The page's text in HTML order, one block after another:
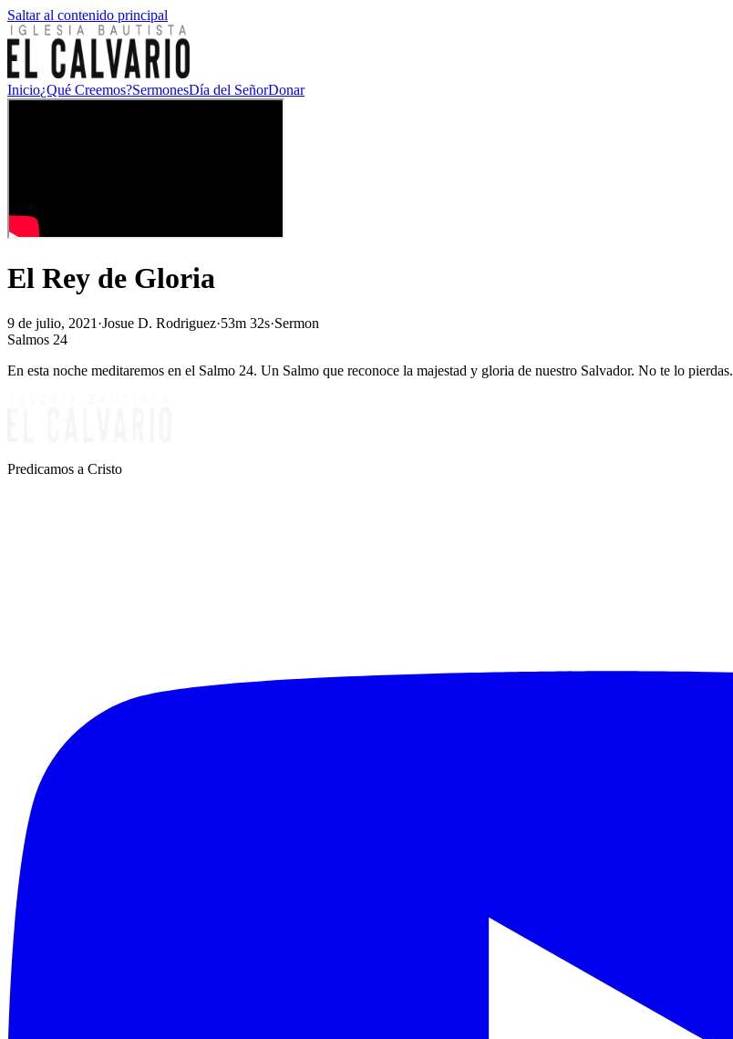
Saltar al contenido principal
Inicio¿Qué Creemos?SermonesDía del SeñorDonar
El Rey de Gloria
9 de julio, 2021 ·Josue D. Rodriguez·53m 32s·Sermon
Salmos 24
En esta noche meditaremos en el Salmo 24. Un Salmo que reconoce la majestad y gloria de nuestro Salvador. No te lo pierdas.
Predicamos a Cristo